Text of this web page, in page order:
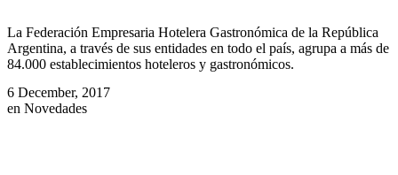
La Federación Empresaria Hotelera Gastronómica de la República
Argentina, a través de sus entidades en todo el país, agrupa a más de
84.000 establecimientos hoteleros y gastronómicos.
6 December, 2017
en Novedades